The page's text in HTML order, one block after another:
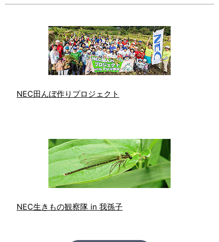
NEC田んぼ作りプロジェクト
NEC生きもの観察隊 in 我孫子